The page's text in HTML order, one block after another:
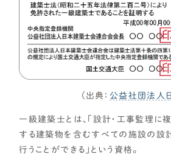
資金計画
家の性能
標準仕様
工務店・HM選び
土地探し
よく使われるキーワード
せやま基準 UA値 断熱基準
付帯工事 換気システ
一階完結型 アル
（出典： 公益社団法人
一級建築士とは、「設計・工事監理に
する建築物を含むすべての施設の設
行うことができる」という資格。